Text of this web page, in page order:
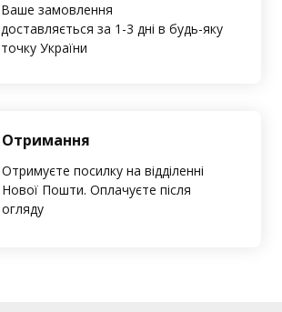
Ваше замовлення
доставляється за 1-3 дні в будь-яку
точку України
Отримання
Отримуєте посилку на відділенні
Нової Пошти. Оплачуєте після
огляду